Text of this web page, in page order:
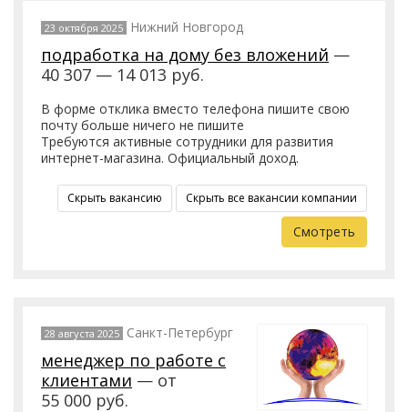
23 октября 2025 Нижний Новгород
подработка на дому без вложений —
40 307 — 14 013 руб.
В форме отклика вместо телефона пишите свою
почту больше ничего не пишите
Требуются активные сотрудники для развития
интернет-магазина. Официальный доход.
Скрыть вакансию Скрыть все вакансии компании
Смотреть
28 августа 2025 Санкт-Петербург
менеджер по работе с
клиентами — от
55 000 руб.